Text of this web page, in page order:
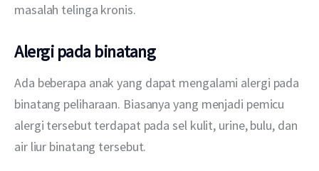
masalah telinga kronis.
Alergi pada binatang
Ada beberapa anak yang dapat mengalami alergi pada
binatang peliharaan. Biasanya yang menjadi pemicu
alergi tersebut terdapat pada sel kulit, urine, bulu, dan
air liur binatang tersebut.